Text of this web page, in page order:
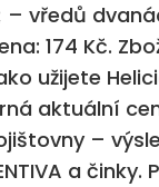
– vředů
174 Kč.
užijete
aktuální
–
a činky.